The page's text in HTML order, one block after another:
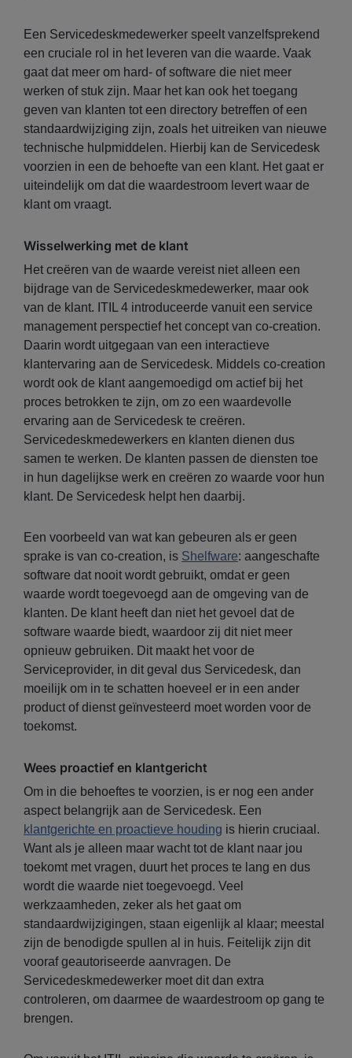
Een Servicedeskmedewerker speelt vanzelfsprekend
een cruciale rol in het leveren van die waarde. Vaak
gaat dat meer om hard- of software die niet meer
werken of stuk zijn. Maar het kan ook het toegang
geven van klanten tot een directory betreffen of een
standaardwijziging zijn, zoals het uitreiken van nieuwe
technische hulpmiddelen. Hierbij kan de Servicedesk
voorzien in een de behoefte van een klant. Het gaat er
uiteindelijk om dat die waardestroom levert waar de
klant om vraagt.
Wisselwerking met de klant
Het creëren van de waarde vereist niet alleen een
bijdrage van de Servicedeskmedewerker, maar ook
van de klant. ITIL 4 introduceerde vanuit een service
management perspectief het concept van co-creation.
Daarin wordt uitgegaan van een interactieve
klantervaring aan de Servicedesk. Middels co-creation
wordt ook de klant aangemoedigd om actief bij het
proces betrokken te zijn, om zo een waardevolle
ervaring aan de Servicedesk te creëren.
Servicedeskmedewerkers en klanten dienen dus
samen te werken. De klanten passen de diensten toe
in hun dagelijkse werk en creëren zo waarde voor hun
klant. De Servicedesk helpt hen daarbij.
Een voorbeeld van wat kan gebeuren als er geen
sprake is van co-creation, is Shelfware: aangeschafte
software dat nooit wordt gebruikt, omdat er geen
waarde wordt toegevoegd aan de omgeving van de
klanten. De klant heeft dan niet het gevoel dat de
software waarde biedt, waardoor zij dit niet meer
opnieuw gebruiken. Dit maakt het voor de
Serviceprovider, in dit geval dus Servicedesk, dan
moeilijk om in te schatten hoeveel er in een ander
product of dienst geïnvesteerd moet worden voor de
toekomst.
Wees proactief en klantgericht
Om in die behoeftes te voorzien, is er nog een ander
aspect belangrijk aan de Servicedesk. Een
klantgerichte en proactieve houding is hierin cruciaal.
Want als je alleen maar wacht tot de klant naar jou
toekomt met vragen, duurt het proces te lang en dus
wordt die waarde niet toegevoegd. Veel
werkzaamheden, zeker als het gaat om
standaardwijzigingen, staan eigenlijk al klaar; meestal
zijn de benodigde spullen al in huis. Feitelijk zijn dit
vooraf geautoriseerde aanvragen. De
Servicedeskmedewerker moet dit dan extra
controleren, om daarmee de waardestroom op gang te
brengen.